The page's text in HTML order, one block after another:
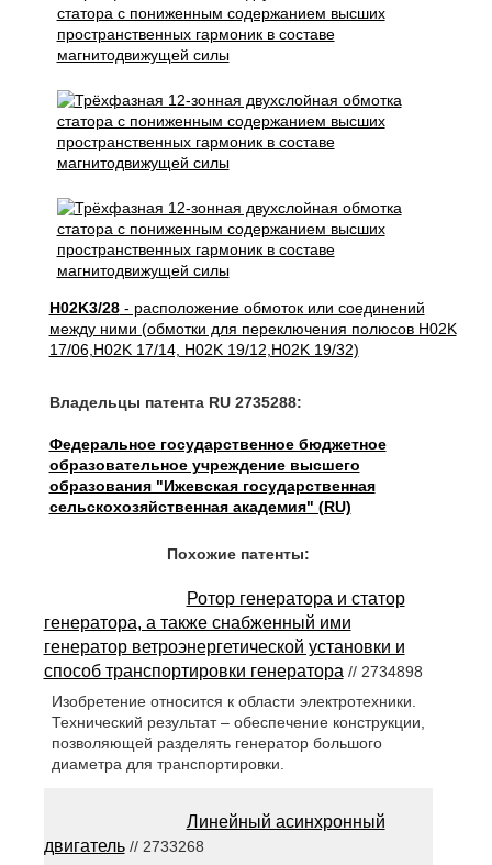
H02K3/28- расположение обмоток или соединений
между ними (обмотки для переключения полюсов H02K
17/06,H02K 17/14, H02K 19/12,H02K 19/32)
Владельцы патента RU 2735288:
Федеральное государственное бюджетное
образовательное учреждение высшего
образования "Ижевская государственная
сельскохозяйственная академия" (RU)
Похожие патенты:
Ротор генератора и статор
генератора, а также снабженный ими
генератор ветроэнергетической установки и
способ транспортировки генератора // 2734898
Изобретение относится к области электротехники.
Технический результат – обеспечение конструкции,
позволяющей разделять генератор большого
диаметра для транспортировки.
Линейный асинхронный
двигатель// 2733268